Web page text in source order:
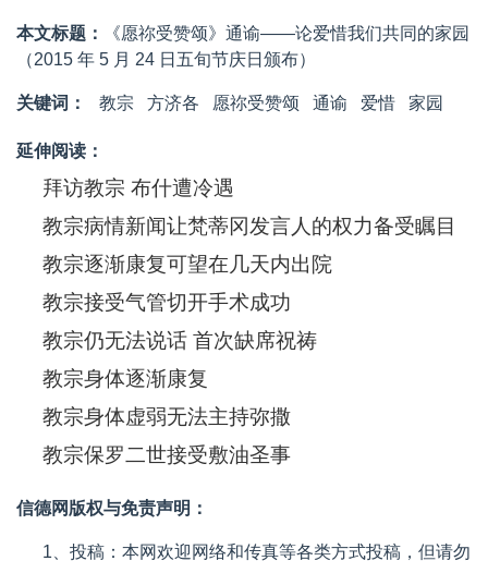
本文标题：
《愿祢受赞颂》通谕——论爱惜我们共同的家园
（2015 年 5 月 24 日五旬节庆日颁布）
关键词： 教宗 方济各 愿祢受赞颂 通谕 爱惜 家园
延伸阅读：
拜访教宗 布什遭冷遇
教宗病情新闻让梵蒂冈发言人的权力备受瞩目
教宗逐渐康复可望在几天内出院
教宗接受气管切开手术成功
教宗仍无法说话 首次缺席祝祷
教宗身体逐渐康复
教宗身体虚弱无法主持弥撒
教宗保罗二世接受敷油圣事
信德网版权与免责声明：
1、投稿：本网欢迎网络和传真等各类方式投稿，但请勿